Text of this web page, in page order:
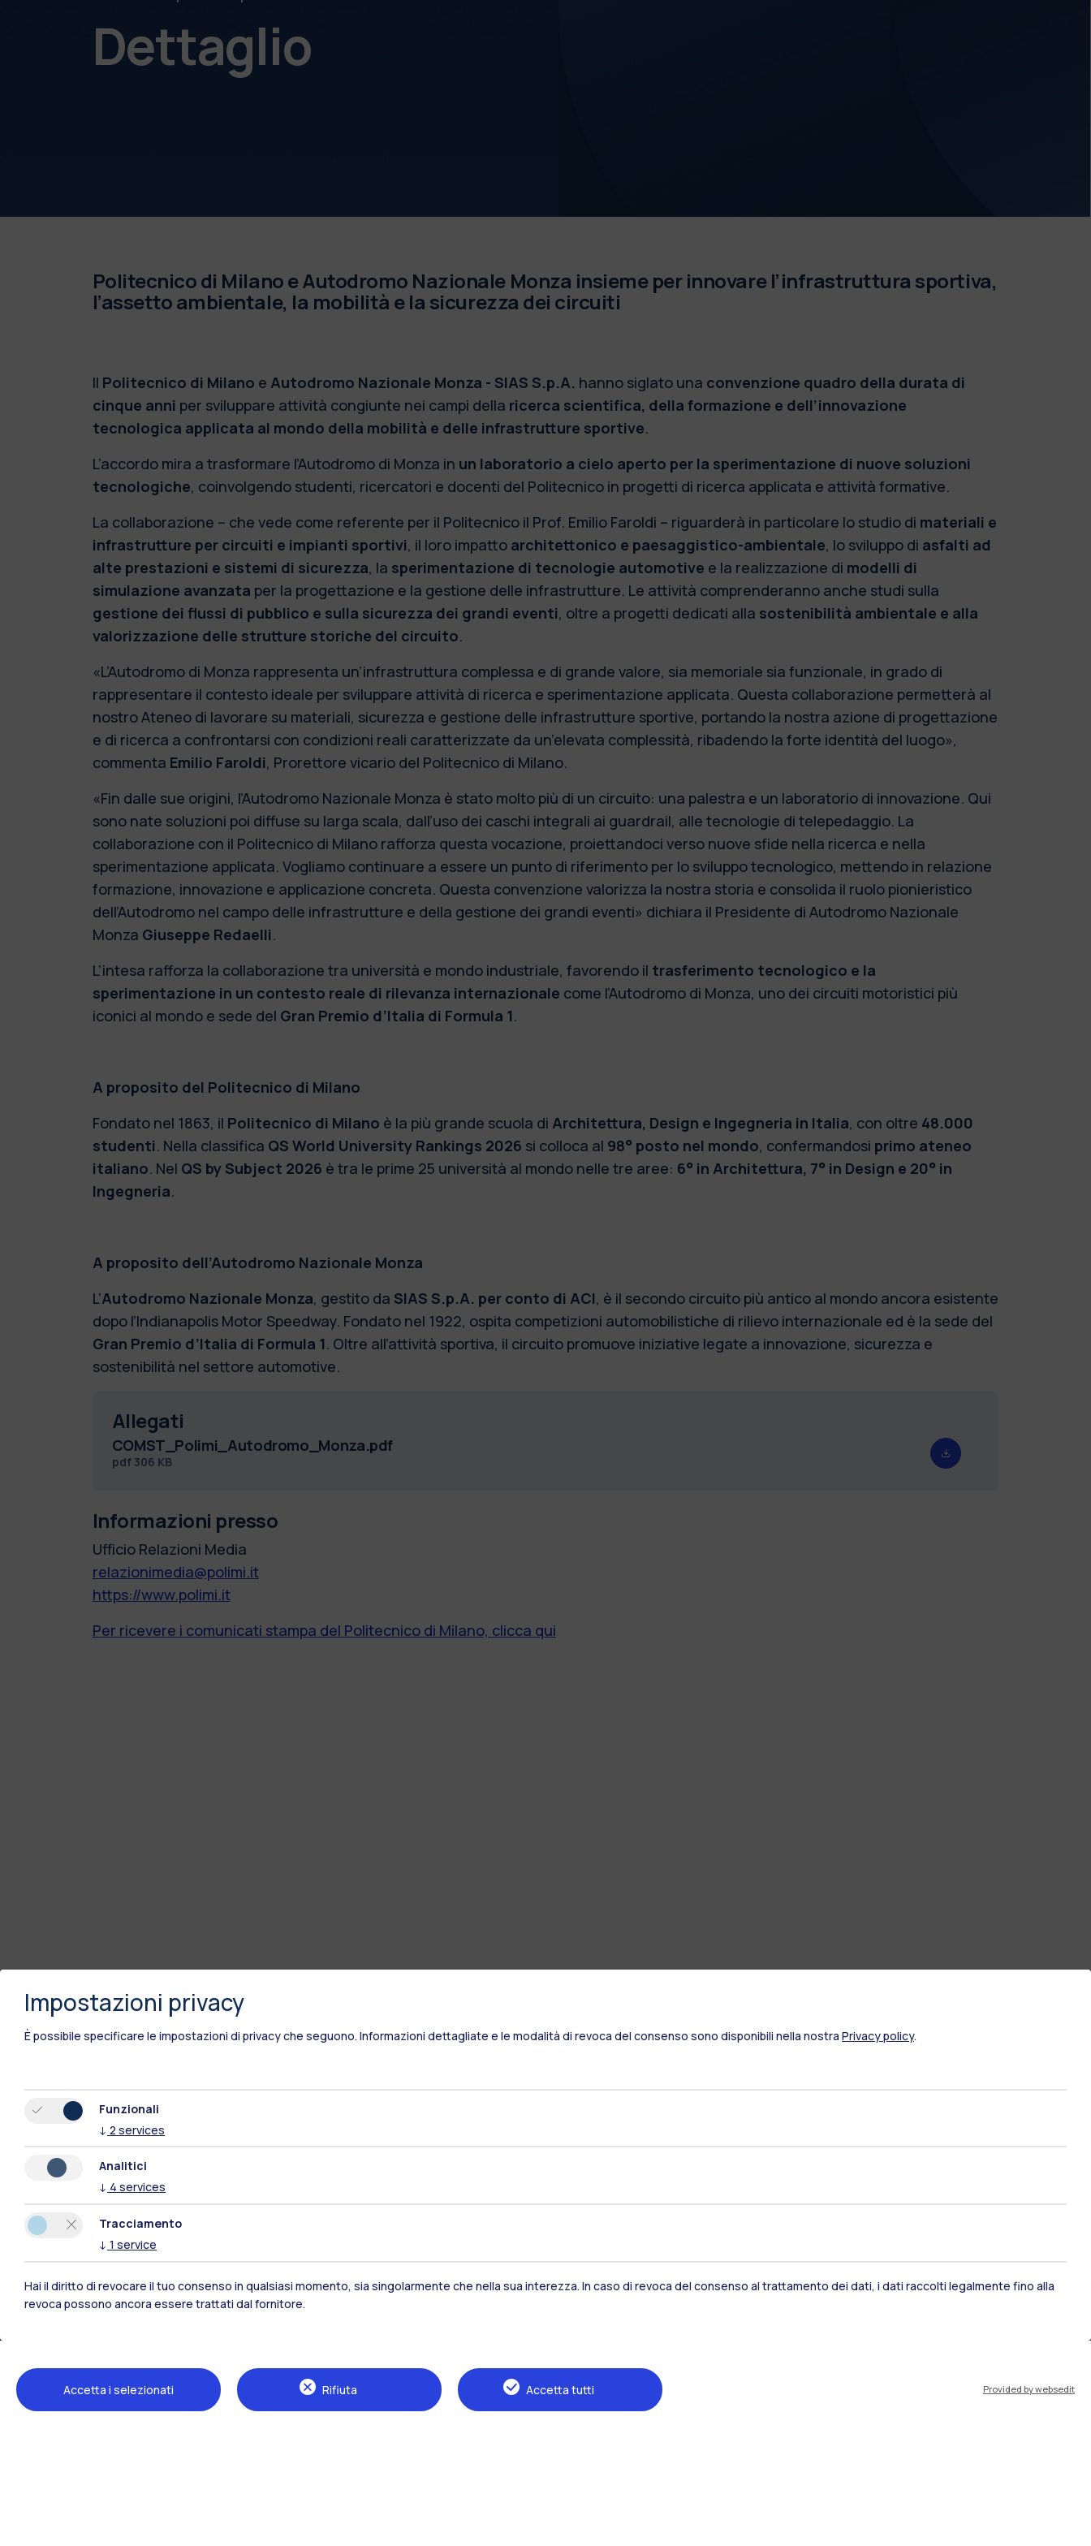
Dettaglio
Politecnico di Milano e Autodromo Nazionale Monza insieme per innovare l’infrastruttura sportiva,
l’assetto ambientale, la mobilità e la sicurezza dei circuiti
Il Politecnico di Milano e Autodromo Nazionale Monza - SIAS S.p.A. hanno siglato una convenzione quadro della durata di
cinque anni per sviluppare attività congiunte nei campi della ricerca scientifica, della formazione e dell’innovazione
tecnologica applicata al mondo della mobilità e delle infrastrutture sportive.
L’accordo mira a trasformare l’Autodromo di Monza in un laboratorio a cielo aperto per la sperimentazione di nuove soluzioni
tecnologiche, coinvolgendo studenti, ricercatori e docenti del Politecnico in progetti di ricerca applicata e attività formative.
La collaborazione – che vede come referente per il Politecnico il Prof. Emilio Faroldi – riguarderà in particolare lo studio di materiali e
infrastrutture per circuiti e impianti sportivi, il loro impatto architettonico e paesaggistico-ambientale, lo sviluppo di asfalti ad
alte prestazioni e sistemi di sicurezza, la sperimentazione di tecnologie automotive e la realizzazione di modelli di
simulazione avanzata per la progettazione e la gestione delle infrastrutture. Le attività comprenderanno anche studi sulla
gestione dei flussi di pubblico e sulla sicurezza dei grandi eventi, oltre a progetti dedicati alla sostenibilità ambientale e alla
valorizzazione delle strutture storiche del circuito.
«L’Autodromo di Monza rappresenta un’infrastruttura complessa e di grande valore, sia memoriale sia funzionale, in grado di
rappresentare il contesto ideale per sviluppare attività di ricerca e sperimentazione applicata. Questa collaborazione permetterà al
nostro Ateneo di lavorare su materiali, sicurezza e gestione delle infrastrutture sportive, portando la nostra azione di progettazione
e di ricerca a confrontarsi con condizioni reali caratterizzate da un’elevata complessità, ribadendo la forte identità del luogo»,
commenta Emilio Faroldi, Prorettore vicario del Politecnico di Milano.
«Fin dalle sue origini, l’Autodromo Nazionale Monza è stato molto più di un circuito: una palestra e un laboratorio di innovazione. Qui
sono nate soluzioni poi diffuse su larga scala, dall’uso dei caschi integrali ai guardrail, alle tecnologie di telepedaggio. La
collaborazione con il Politecnico di Milano rafforza questa vocazione, proiettandoci verso nuove sfide nella ricerca e nella
sperimentazione applicata. Vogliamo continuare a essere un punto di riferimento per lo sviluppo tecnologico, mettendo in relazione
formazione, innovazione e applicazione concreta. Questa convenzione valorizza la nostra storia e consolida il ruolo pionieristico
dell’Autodromo nel campo delle infrastrutture e della gestione dei grandi eventi» dichiara il Presidente di Autodromo Nazionale
Monza Giuseppe Redaelli.
L’intesa rafforza la collaborazione tra università e mondo industriale, favorendo il trasferimento tecnologico e la
sperimentazione in un contesto reale di rilevanza internazionale come l’Autodromo di Monza, uno dei circuiti motoristici più
iconici al mondo e sede del Gran Premio d’Italia di Formula 1.
A proposito del Politecnico di Milano
Fondato nel 1863, il Politecnico di Milano è la più grande scuola di Architettura, Design e Ingegneria in Italia, con oltre 48.000
studenti. Nella classifica QS World University Rankings 2026 si colloca al 98° posto nel mondo, confermandosi primo ateneo
italiano. Nel QS by Subject 2026 è tra le prime 25 università al mondo nelle tre aree: 6° in Architettura, 7° in Design e 20° in
Ingegneria.
A proposito dell’Autodromo Nazionale Monza
L’Autodromo Nazionale Monza, gestito da SIAS S.p.A. per conto di ACI, è il secondo circuito più antico al mondo ancora esistente
dopo l’Indianapolis Motor Speedway. Fondato nel 1922, ospita competizioni automobilistiche di rilievo internazionale ed è la sede del
Gran Premio d’Italia di Formula 1. Oltre all’attività sportiva, il circuito promuove iniziative legate a innovazione, sicurezza e
sostenibilità nel settore automotive.
Allegati
COMST_Polimi_Autodromo_Monza.pdf
pdf 306 KB
Informazioni presso
Ufficio Relazioni Media
relazionimedia@polimi.it
https://www.polimi.it
Per ricevere i comunicati stampa del Politecnico di Milano, clicca qui
Sedi
Milano Leonardo
Cremona
Lecco
Xi'an
Naviga il sito
Formazione
Sviluppo sostenibile
Alumni
Risorse
Lavora con noi
Cerca docenti
Cerca insegnamenti
Impostazioni privacy
È possibile specificare le impostazioni di privacy che seguono. Informazioni dettagliate e le modalità di revoca del consenso sono disponibili nella nostra Privacy policy.
Funzionali
↓ 2 services
Analitici
↓ 4 services
Tracciamento
↓ 1 service
Hai il diritto di revocare il tuo consenso in qualsiasi momento, sia singolarmente che nella sua interezza. In caso di revoca del consenso al trattamento dei dati, i dati raccolti legalmente fino alla
revoca possono ancora essere trattati dal fornitore.
Rifiuta
Accetta i selezionati Accetta tutti Provided by websedit